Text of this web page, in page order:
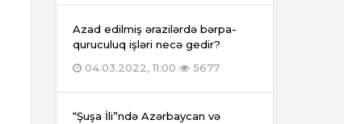
Azad edilmiş ərazilərdə bərpa-
quruculuq işləri necə gedir?
04.03.2022, 11:00
5677
“Şuşa İli”ndə Azərbaycan və